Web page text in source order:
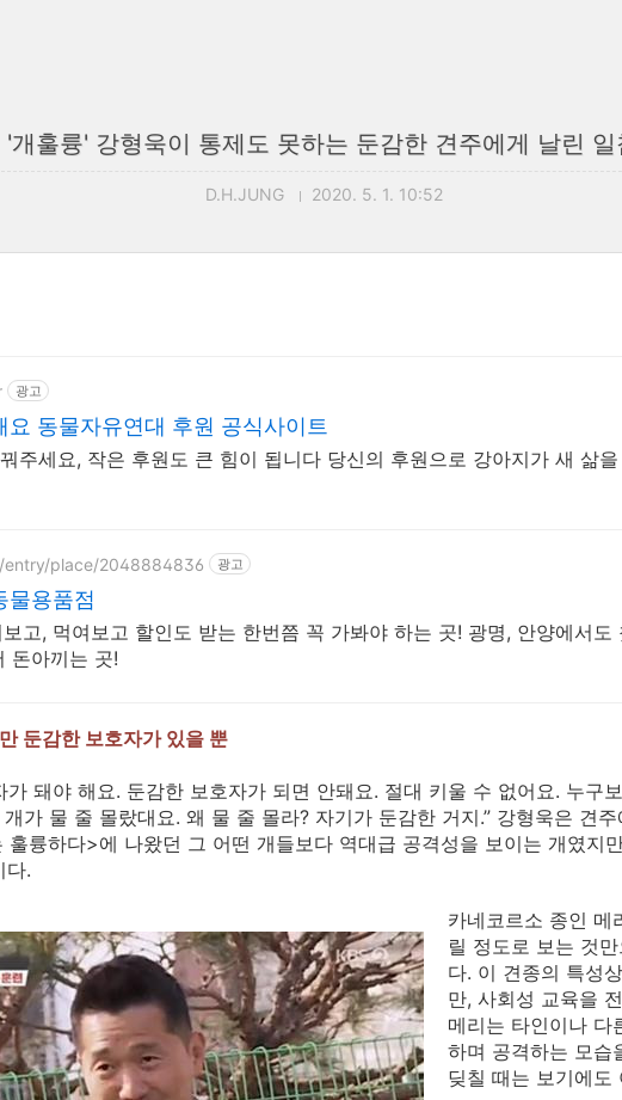
'개훌륭' 강형욱이 통제도 못하는 둔감한 견주에게 날린 일
D.H.JUNG 2020. 5. 1. 10:52
광고
요 동물자유연대 후원 공식사이트
주세요, 작은 후원도 큰 힘이 됩니다 당신의 후원으로 강아지가 새 삶
place/2048884836 광고
물용품점
고, 먹여보고 할인도 받는 한번쯤 꼭 가봐야 하는 곳! 광명, 안양에서도
돈아끼는 곳!
둔감한 보호자가 있을 뿐
가 돼야 해요. 둔감한 보호자가 되면 안돼요. 절대 키울 수 없어요. 누구
가 물 줄 몰랐대요. 왜 물 줄 몰라? 자기가 둔감한 거지.” 강형욱은 견
훌륭하다>에 나왔던 그 어떤 개들보다 역대급 공격성을 보이는 개였지
다.
카네코르소 종인 메
릴 정도로 보는 것
다. 이 견종의 특성
만, 사회성 교육을
메리는 타인이나 다
하며 공격하는 모습
딪칠 때는 보기에도